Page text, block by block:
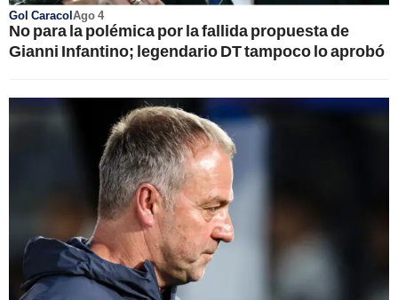
Gol CaracolAgo 4
No para la polémica por la fallida propuesta de
Gianni Infantino; legendario DT tampoco lo aprobó